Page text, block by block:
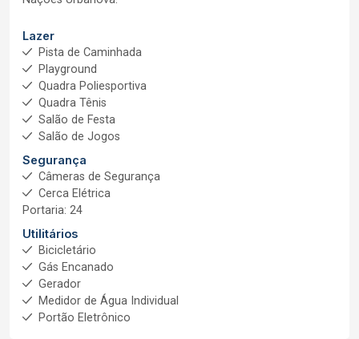
Lazer
Pista de Caminhada
Playground
Quadra Poliesportiva
Quadra Tênis
Salão de Festa
Salão de Jogos
Segurança
Câmeras de Segurança
Cerca Elétrica
Portaria: 24
Utilitários
Bicicletário
Gás Encanado
Gerador
Medidor de Água Individual
Portão Eletrônico